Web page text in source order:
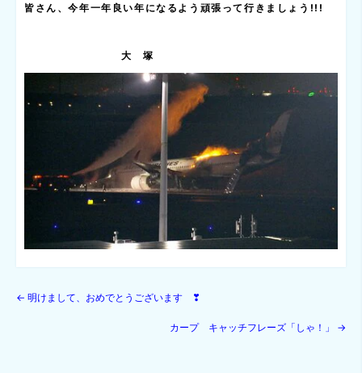
皆さん、今年一年良い年になるよう頑張って行きましょう !!!
大 塚
← 明けまして、おめでとうございます ❣
カープ キャッチフレーズ「しゃ！」 →